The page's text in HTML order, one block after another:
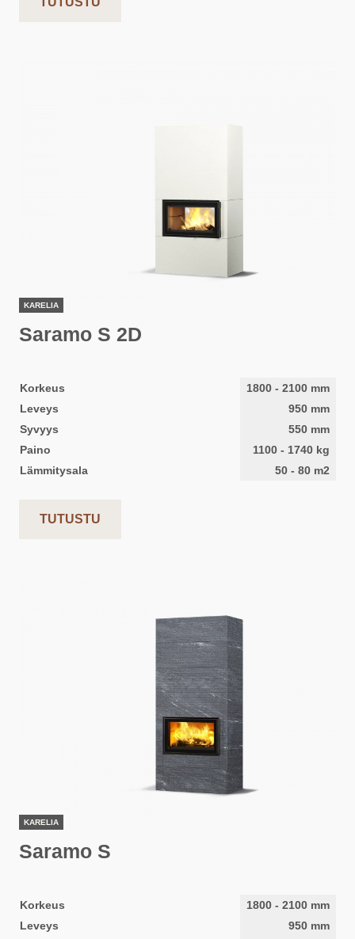
KARELIA
Saramo S 2D
Korkeus 1800 - 2100 mm
Leveys
950 mm
Syvyys
550 mm
Paino
1100 - 1740 kg
Lämmitysala
50 - 80 m2
TUTUSTU
KARELIA
Saramo S
Korkeus 1800 - 2100 mm
Leveys
950 mm